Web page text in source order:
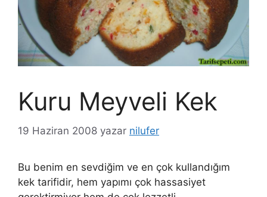
Kuru Meyveli Kek
19 Haziran 2008 yazar nilufer
Bu benim en sevdiğim ve en çok kullandığım
kek tarifidir, hem yapımı çok hassasiyet